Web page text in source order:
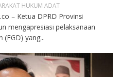
HUKUM ADAT
– Ketua DPRD Provinsi
mengapresiasi pelaksanaan
(FGD) yang...